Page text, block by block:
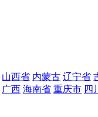
山西省 内蒙古 辽宁省
广西 海南省 重庆市 四